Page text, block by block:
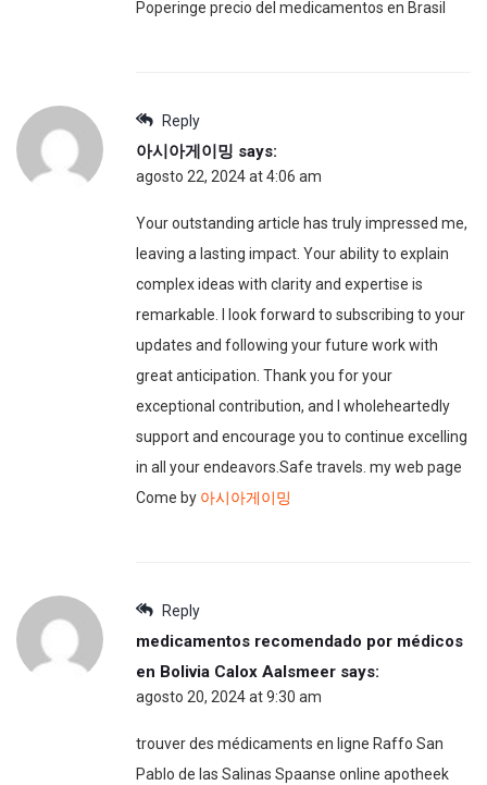
Poperinge precio del medicamentos en Brasil
Reply
아시아게이밍 says:
agosto 22, 2024 at 4:06 am
Your outstanding article has truly impressed me,
leaving a lasting impact. Your ability to explain
complex ideas with clarity and expertise is
remarkable. I look forward to subscribing to your
updates and following your future work with
great anticipation. Thank you for your
exceptional contribution, and I wholeheartedly
support and encourage you to continue excelling
in all your endeavors.Safe travels. my web page
Come by 아시아게이밍
Reply
medicamentos recomendado por médicos
en Bolivia Calox Aalsmeer says:
agosto 20, 2024 at 9:30 am
trouver des médicaments en ligne Raffo San
Pablo de las Salinas Spaanse online apotheek